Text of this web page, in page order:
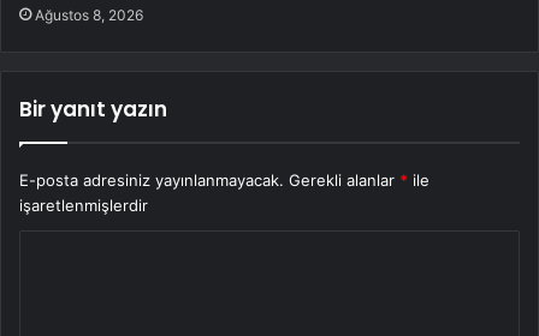
Ağustos 8, 2026
Bir yanıt yazın
E-posta adresiniz yayınlanmayacak. Gerekli alanlar * ile
işaretlenmişlerdir